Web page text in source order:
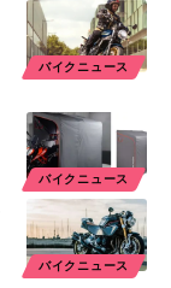
バイクニュース
バイクニュース
バイクニュース